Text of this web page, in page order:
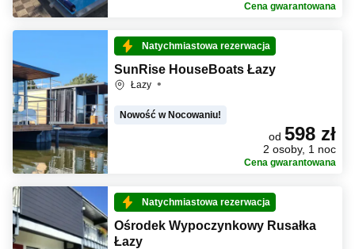
Cena gwarantowana
Natychmiastowa rezerwacja
SunRise HouseBoats Łazy
Łazy
Nowość w Nocowaniu!
od 598 zł
2 osoby, 1 noc
Cena gwarantowana
Natychmiastowa rezerwacja
Ośrodek Wypoczynkowy Rusałka
Łazy